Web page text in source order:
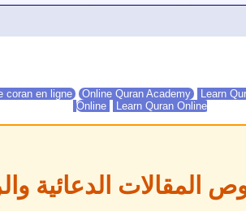
coran en ligne Online Quran Academy
Learn
Online
Learn Quran Online
المقالات الدعائية